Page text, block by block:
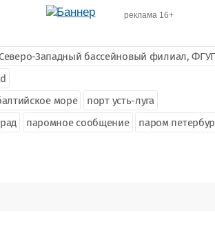
реклама 16+
Западный бассейновый филиал,
море
порт усть-луга
паромное сообщение паром